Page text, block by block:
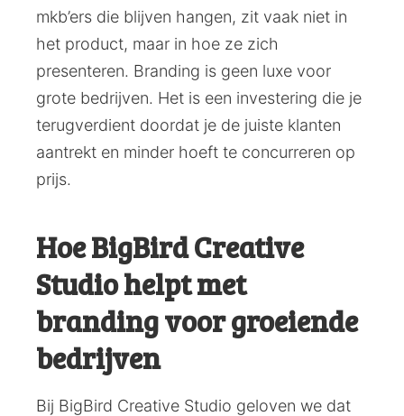
mkb’ers die blijven hangen, zit vaak niet in
het product, maar in hoe ze zich
presenteren. Branding is geen luxe voor
grote bedrijven. Het is een investering die je
terugverdient doordat je de juiste klanten
aantrekt en minder hoeft te concurreren op
prijs.
Hoe BigBird Creative
Studio helpt met
branding voor groeiende
bedrijven
Bij BigBird Creative Studio geloven we dat